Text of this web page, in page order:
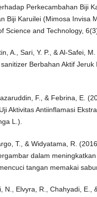
Perkecambahan Biji
Biji Karuilei (Mimosa Invisa
Science and Technology,
A., Sari, Y. P., & Al-Safei,
Berbahan Aktif
F., & Febrina, E.
Aktivitas Antiinflamasi
L.).
T., & Widyatama, R.
dalam
tangan memakai
N., Elvyra, R., Chahyadi, E.,